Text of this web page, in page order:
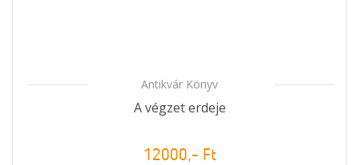
Antikvár Könyv
A végzet erdeje
12000,- Ft